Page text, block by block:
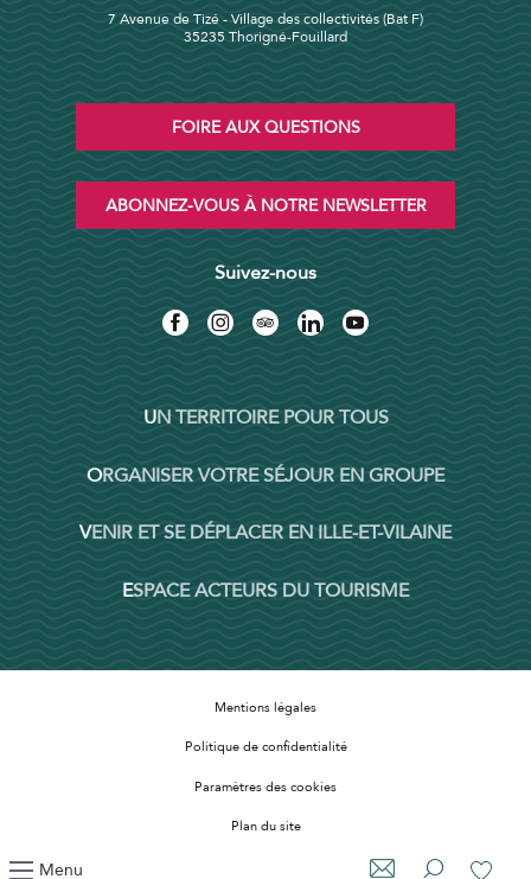
Menu
7 Avenue de Tizé - Village des collectivités (Bat F)
35235 Thorigné-Fouillard
FOIRE AUX QUESTIONS
ABONNEZ-VOUS À NOTRE NEWSLETTER
Suivez-nous
UN TERRITOIRE POUR TOUS
ORGANISER VOTRE SÉJOUR EN GROUPE
VENIR ET SE DÉPLACER EN ILLE-ET-VILAINE
ESPACE ACTEURS DU TOURISME
Mentions légales
Politique de confidentialité
Paramètres des cookies
Plan du site